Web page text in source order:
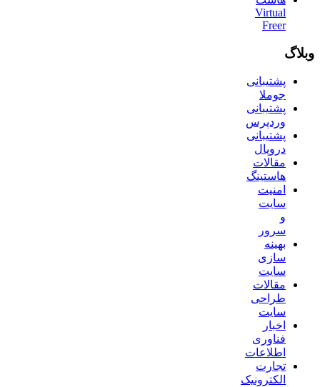
Virtual
Freer
وبلاگ
پشتیبانی
جوملا
پشتیبانی
وردپرس
پشتیبانی
دروپال
مقالات
هاستینگ
امنیت
سایت
و
سرور
بهینه
سازی
سایت
مقالات
طراحی
سایت
اخبار
فناوری
اطلاعات
تجارت
الکترونیک